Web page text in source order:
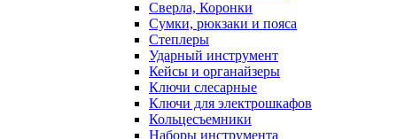
Сверла, Коронки
Сумки, рюкзаки и пояса
Степлеры
Ударный инструмент
Кейсы и органайзеры
Ключи слесарные
Ключи для электрошкафов
Кольцесъемники
Наборы инструмента